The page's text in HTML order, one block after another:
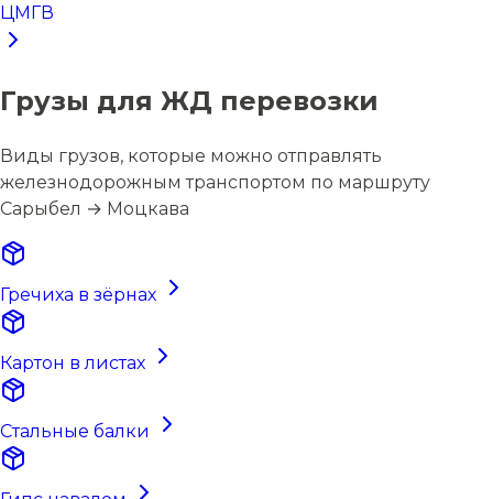
ЦМГВ
Грузы для ЖД перевозки
Виды грузов, которые можно отправлять
железнодорожным транспортом по маршруту
Сарыбел → Моцкава
Гречиха в зёрнах
Картон в листах
Стальные балки